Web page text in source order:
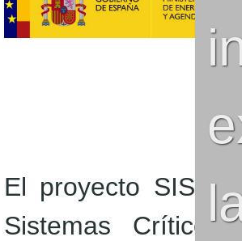
El proyecto SISC
Sistemas